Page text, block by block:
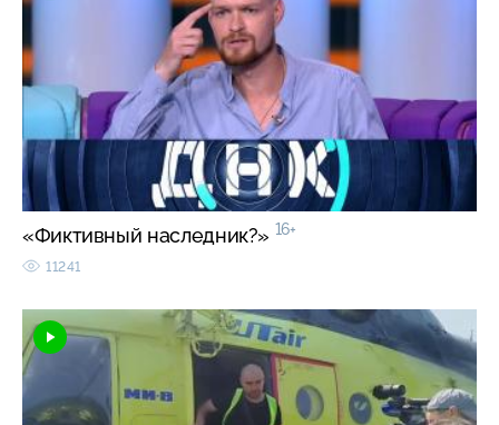
«Фиктивный наследник?» 16+
11241